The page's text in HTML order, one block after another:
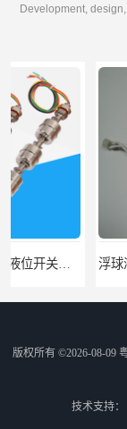
版权所有 ©2026-08-09
技术支持：